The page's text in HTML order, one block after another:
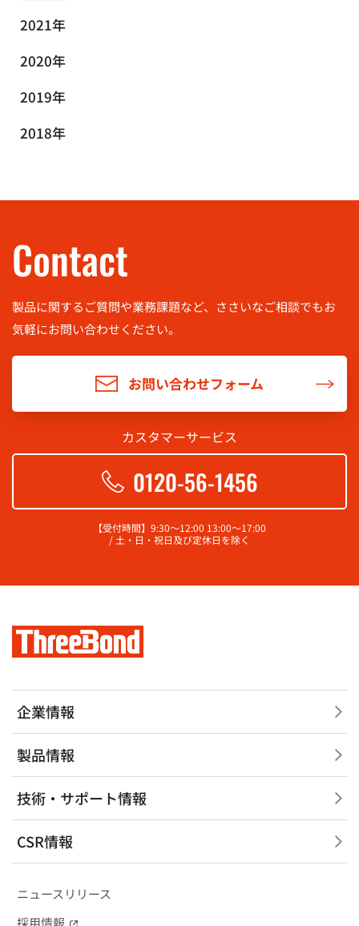
2021年
2020年
2019年
2018年
Contact
製品に関するご質問や業務課題など、ささいなご相談でもお
気軽にお問い合わせください。
お問い合わせフォーム
カスタマーサービス
0120-56-1456
【受付時間】9:30～12:00 13:00～17:00
/ 土・日・祝日及び定休日を除く
企業情報
製品情報
技術・サポート情報
CSR情報
ニュースリリース
採用情報